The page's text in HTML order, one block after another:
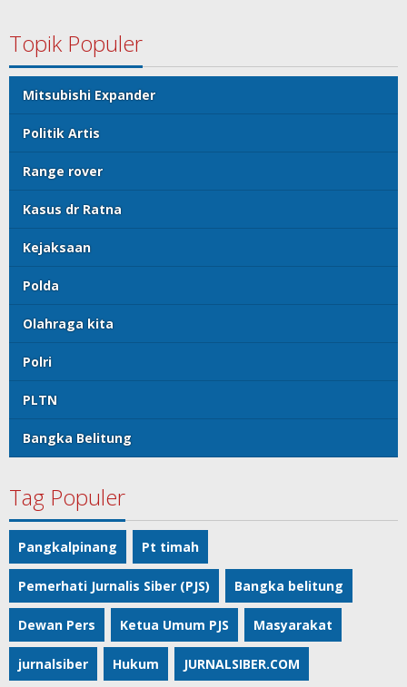
Topik Populer
Mitsubishi Expander
Politik Artis
Range rover
Kasus dr Ratna
Kejaksaan
Polda
Olahraga kita
Polri
PLTN
Bangka Belitung
Tag Populer
Pangkalpinang Pt timah
Pemerhati Jurnalis Siber (PJS) Bangka belitung
Dewan Pers Ketua Umum PJS Masyarakat
jurnalsiber Hukum JURNALSIBER.COM